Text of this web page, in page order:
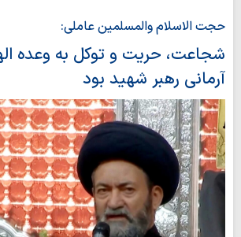
حجت الاسلام والمسلمین عاملی:
شجاعت، حریت و توکل به وعده
آرمانی رهبر شهید بود